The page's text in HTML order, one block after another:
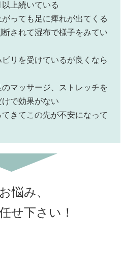
上続いている
っても足に痺れが出てくる
されて湿布で様子をみてい
リを受けているが良くなら
マッサージ、ストレッチを
で効果がない
きてこの先が不安になって
悩み、
せ下さい！